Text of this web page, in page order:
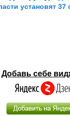
установят 37
Добавь себе